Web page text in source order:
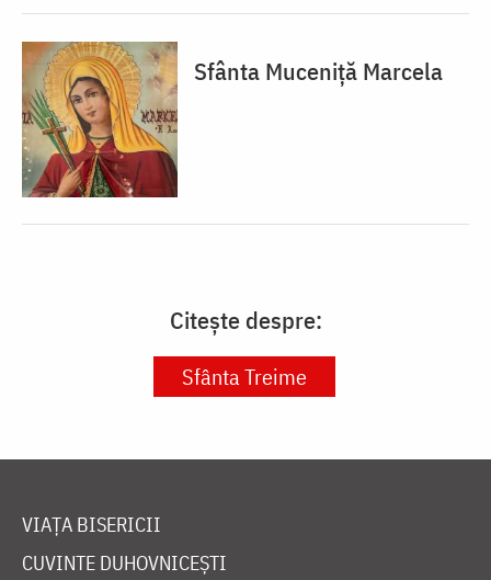
Sfânta Muceniță Marcela
Citește despre:
Sfânta Treime
VIAȚA BISERICII
CUVINTE DUHOVNICEȘTI